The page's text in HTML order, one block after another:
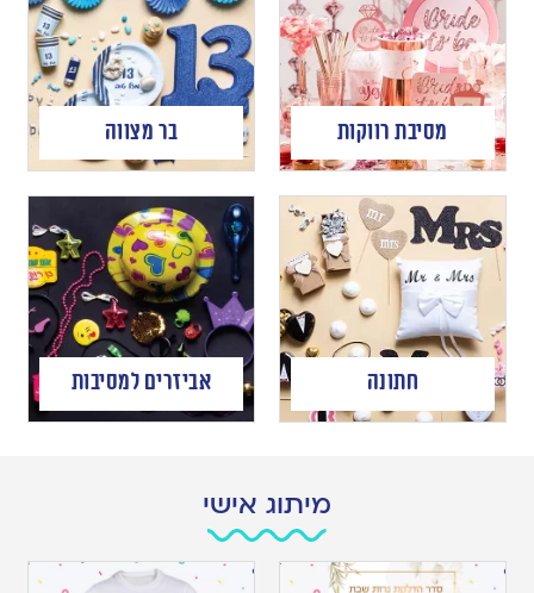
מסיבת רווקות בר מצווה
חתונה אביזרים למסיבות
מיתוג אישי